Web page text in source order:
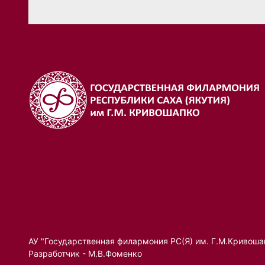
АУ "Государственная филармония РС(Я) им.
Разработчик - М.В.Фоменко